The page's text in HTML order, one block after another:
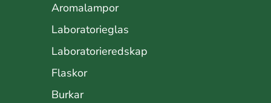
Aromalampor
Laboratorieglas
Laboratorieredskap
Flaskor
Burkar